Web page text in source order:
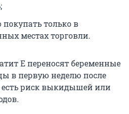
только в
местах торговли.
Е переносят беременные
в первую неделю после
есть риск выкидышей или